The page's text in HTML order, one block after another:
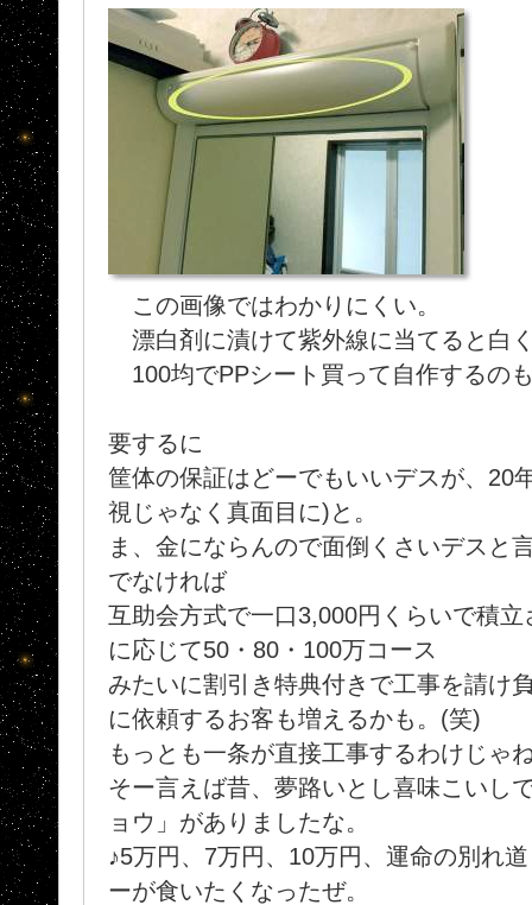
この画像ではわかりにくい。
漂白剤に漬けて紫外線に当てると白
100均でPPシート買って自作するの
要するに
筐体の保証はどーでもいいデスが、20
視じゃなく真面目に)と。
ま、金にならんので面倒くさいデスと
でなければ
互助会方式で一口3,000円くらいで積
に応じて50・80・100万コース
みたいに割引き特典付きで工事を請け
に依頼するお客も増えるかも。(笑)
もっとも一条が直接工事するわけじゃ
そー言えば昔、夢路いとし喜味こいし
ョウ」がありましたな。
♪5万円、7万円、10万円、運命の別れ
ーが食いたくなったぜ。